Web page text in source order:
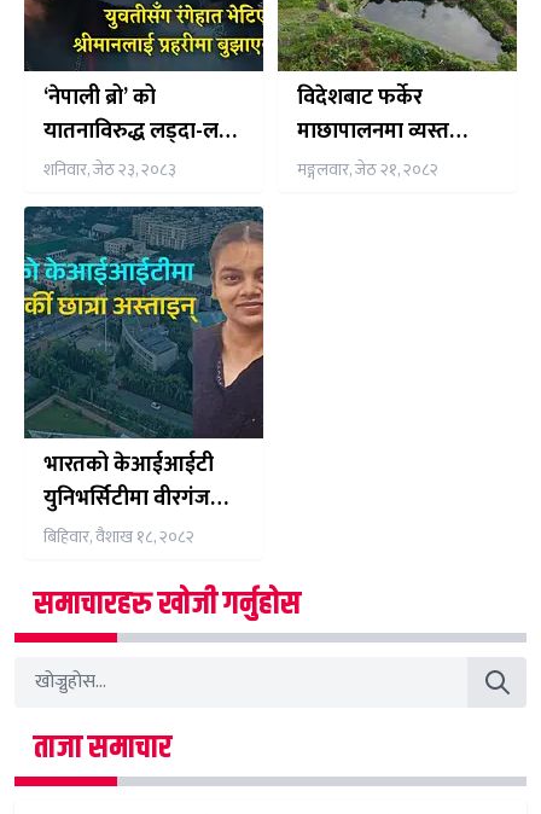
‘नेपाली ब्रो’ को
यातनाविरुद्ध लड्दा-लड्दै
अस्ताइन् ईश्वरी
शनिवार, जेठ २३, २०८३
विदेशबाट फर्केर
माछापालनमा व्यस्त
कमल
मङ्गलवार, जेठ २१, २०८२
भारतको केआईआईटी
युनिभर्सिटीमा वीरगंजकी
प्रिसा साहको शंकास्पद
बिहिवार, वैशाख १८, २०८२
समाचारहरु खोजी गर्नुहोस
ताजा समाचार